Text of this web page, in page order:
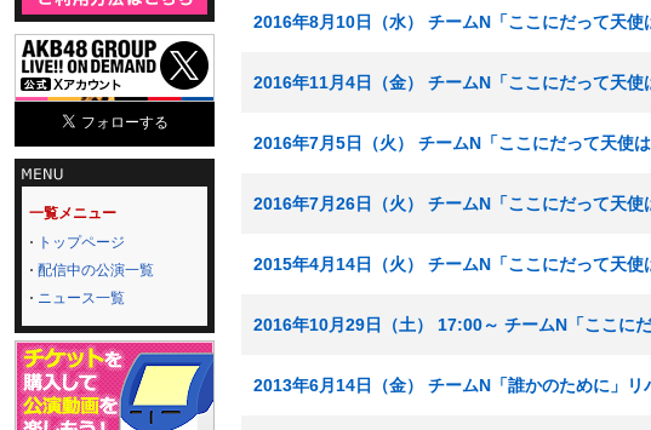
一覧メニュー
トップページ
配信中の公演一覧
ニュース一覧
2016年8月10日（水） チームN「ここにだって天
2016年11月4日（金） チームN「ここにだって天使
2016年7月5日（火） チームN「ここにだって天使
2016年7月26日（火） チームN「ここにだって天
2015年4月14日（火） チームN「ここにだって天使
2016年10月29日（土） 17:00～ チームN「ここに
2013年6月14日（金） チームN「誰かのために」リ